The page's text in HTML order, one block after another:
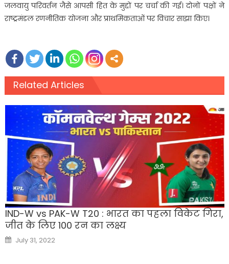
जलवायु परिवर्तन जैसे आपसी हित के मुद्दों पर चर्चा की गई। दोनों पक्षों ने
राष्ट्रमंडल रणनीतिक योजना और प्राथमिकताओं पर विचार साझा किए।
Related Articles
IND-W vs PAK-W T20 : भारत का पहला विकेट गिरा,
जीत के लिए 100 रन का लक्ष्य
Posted
on
July 31, 2022